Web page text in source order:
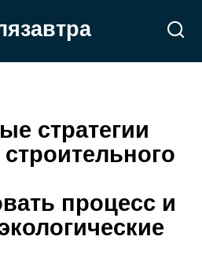
стратегии
процесс и